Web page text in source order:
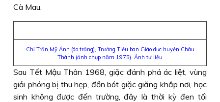
Cà Mau.
Chị Trần Mỹ Ánh (áo trắng), Trưởng Tiểu ban Giáo dục huyện Châu
Thành (ảnh chụp năm 1975). Ảnh tư liệu
Sau Tết Mậu Thân 1968, giặc đánh phá ác liệt, vùng
giải phóng bị thu hẹp, đồn bót giặc giăng khắp nơi, học
sinh không được đến trường, đây là thời kỳ đen tối